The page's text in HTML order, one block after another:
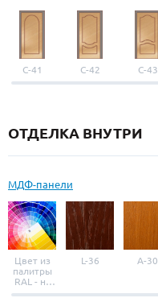
С-41 С-42 С-43
ОТДЕЛКА ВНУТРИ
МДФ-панели
Цвет из
палитры
RAL - на
выбор
L-36 A-30